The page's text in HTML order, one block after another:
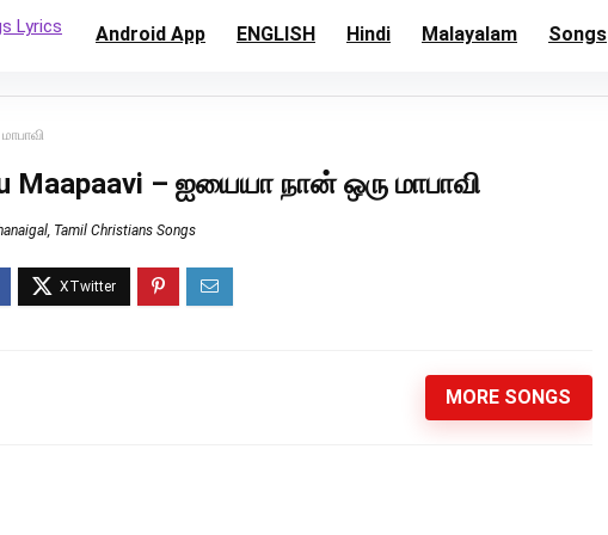
Android App ENGLISH Hindi Malayalam Songs
Maapaavi – ஐயையா நான் ஒரு மாபாவி
, Tamil Christians Songs
MORE SONGS